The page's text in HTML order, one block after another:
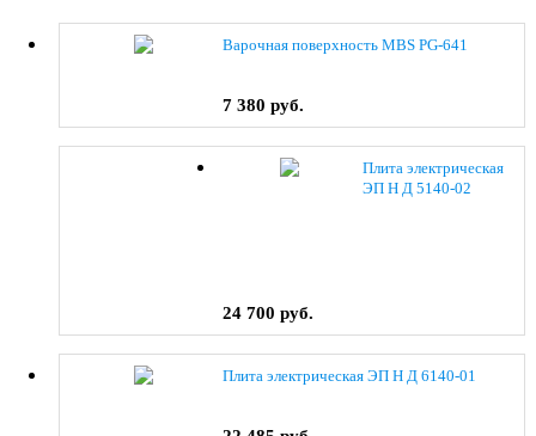
Варочная поверхность MBS PG-641
7 380 руб.
Плита электрическая
ЭП Н Д 5140-02
24 700 руб.
Плита электрическая ЭП Н Д 6140-01